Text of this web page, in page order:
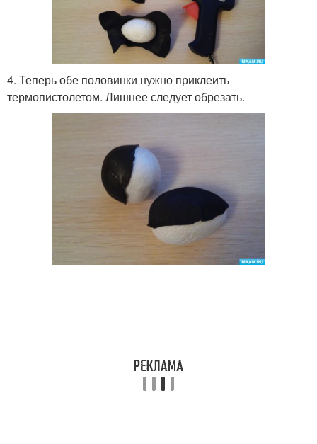
4. Теперь обе половинки нужно приклеить
термопистолетом. Лишнее следует обрезать.